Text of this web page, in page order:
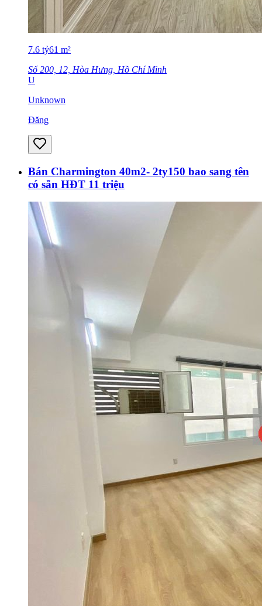
7.6 tỷ61 m²
Số 200, 12, Hòa Hưng, Hồ Chí Minh
U
Unknown
Đăng
Bán Charmington 40m2- 2ty150 bao sang tên
có sẵn HĐT 11 triệu